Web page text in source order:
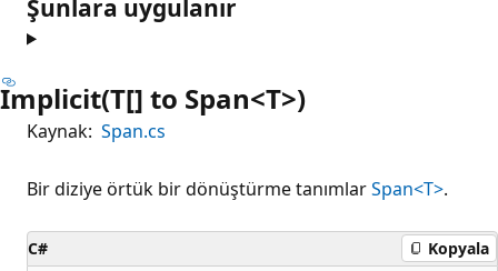
Şunlara uygulanır
Implicit(T[] to Span<T>)
Kaynak: Span.cs
Bir diziye örtük bir dönüştürme tanımlarSpan<T>.
C# Kopyala